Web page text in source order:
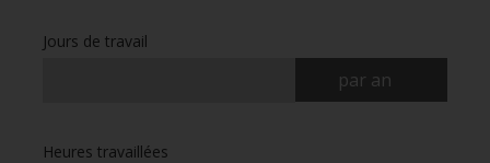
Jours de travail
par an
Heures travaillées